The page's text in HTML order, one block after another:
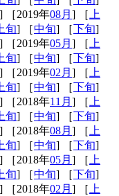
] ［2019年08月 ] ［ 上
上旬] ［中旬] ［下旬]
] ［2019年05月 ] ［ 上
上旬] ［中旬] ［下旬]
] ［2019年02月 ] ［ 上
上旬] ［中旬] ［下旬]
] ［2018年11月 ] ［ 上
上旬] ［中旬] ［下旬]
] ［2018年08月 ] ［ 上
上旬] ［中旬] ［下旬]
] ［2018年05月 ] ［ 上
上旬] ［中旬] ［下旬]
] ［2018年02月 ] ［ 上